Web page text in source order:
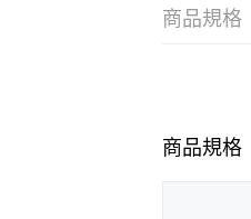
商品規格
商品規格